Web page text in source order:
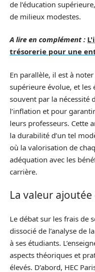
de l’éducation
de milieux modestes.
A lire en complément :
trésorerie pour une
En parallèle, il est à
supérieure évolue, et les
souvent par la nécessité
l’inflation et pour
leurs professeurs. Cette
la durabilité d’un tel
où la valorisation de
adéquation avec les
carrière.
La valeur ajoutée
Le débat sur les frais de
dissocié de l’analyse de
à ses étudiants.
aspects théoriques et
élevés. D’abord, HEC